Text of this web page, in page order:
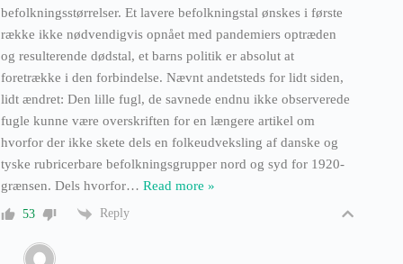
befolkningsstørrelser. Et lavere befolkningstal ønskes i første
række ikke nødvendigvis opnået med pandemiers optræden
og resulterende dødstal, et barns politik er absolut at
foretrække i den forbindelse. Nævnt andetsteds for lidt siden,
lidt ændret: Den lille fugl, de savnede endnu ikke observerede
fugle kunne være overskriften for en længere artikel om
hvorfor der ikke skete dels en folkeudveksling af danske og
tyske rubricerbare befolkningsgrupper nord og syd for 1920-
grænsen. Dels hvorfor… Read more »
53 Reply